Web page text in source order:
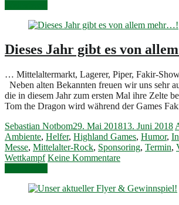
Dieses Jahr gibt es von
… Mittelaltermarkt, Lagerer, Piper, Fakir-
Neben alten Bekannten freuen wir uns sehr
die in diesem Jahr zum ersten Mal ihre Zelte
Tom the Dragon wird während der Games
Sebastian Notbom29. Mai 201813. Juni 2018
Ambiente, Helfer, Highland Games, Humor,
Messe, Mittelalter-Rock, Sponsoring, Termin,
Wettkampf Keine Kommentare